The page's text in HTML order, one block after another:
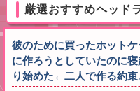
厳選おすすめヘッド
彼のために買ったホット
に作ろうとしていたのに
り始めた←二人で作る約